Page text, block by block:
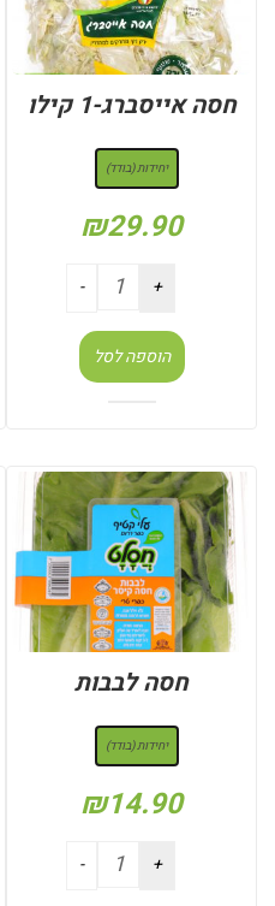
חסה אייסברג-1 קילו
יחידות (בודד)
₪29.90
הוספה לסל
חסה לבבות
יחידות (בודד)
₪14.90